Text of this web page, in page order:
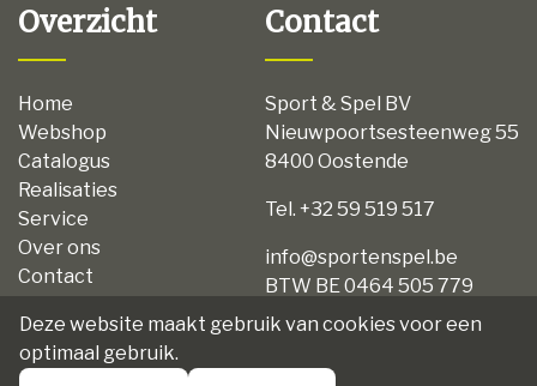
Overzicht
Home
Webshop
Catalogus
Realisaties
Service
Over ons
Contact
Disclaimer
Algemene voorwaarden
Contact
Sport & Spel BV
Nieuwpoortsesteenweg 55
8400 Oostende
Tel. +32 59 519 517
info@sportenspel.be
BTW BE 0464 505 779
Deze website maakt gebruik van cookies voor een
optimaal gebruik.